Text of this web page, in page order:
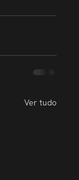
Ver tudo